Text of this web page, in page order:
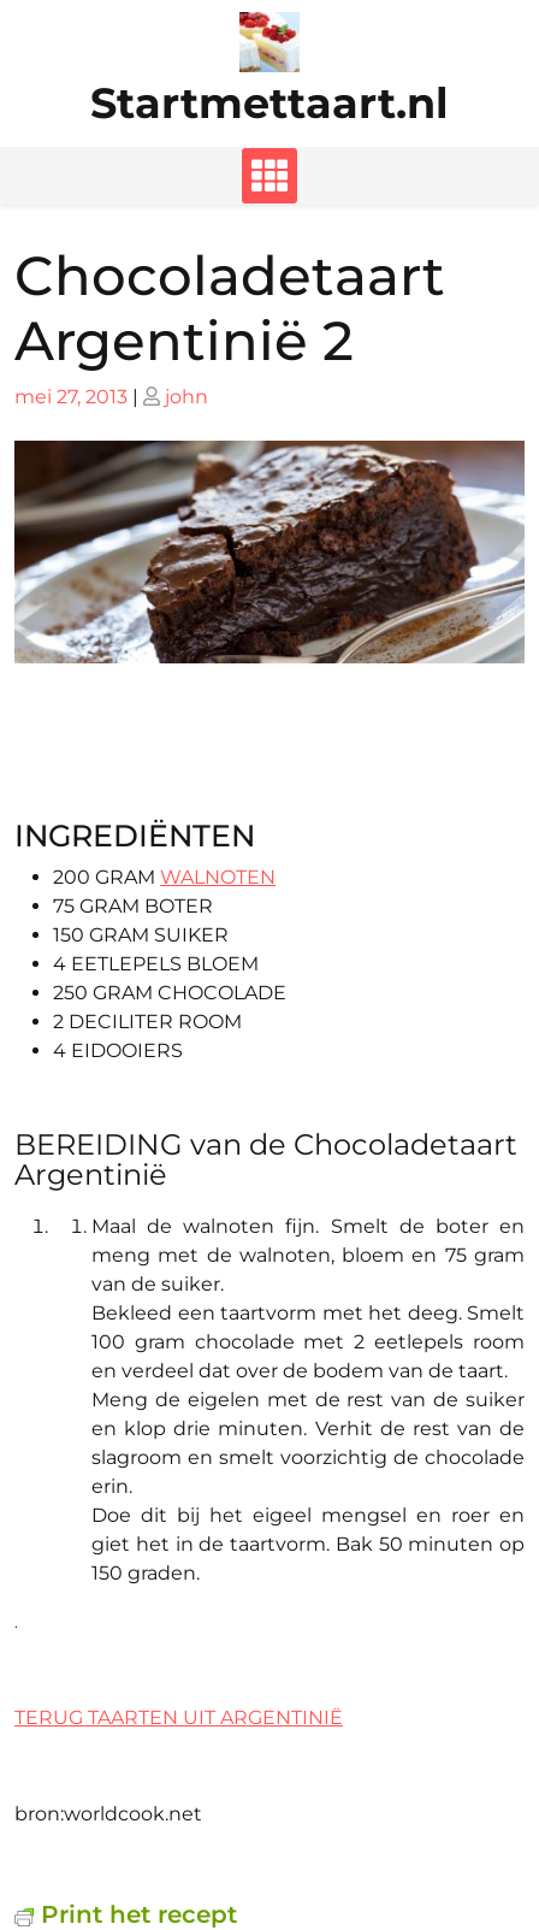
Startmettaart.nl
Chocoladetaart
Argentinië 2
Geplaatst
mei 27, 2013 | Geplaatst
john
INGREDIËNTEN
200 GRAM WALNOTEN
75 GRAM BOTER
150 GRAM SUIKER
4 EETLEPELS BLOEM
250 GRAM CHOCOLADE
2 DECILITER ROOM
4 EIDOOIERS
BEREIDING van de Chocoladetaart
Argentinië
Maal de walnoten fijn. Smelt de boter en
meng met de walnoten, bloem en 75 gram
van de suiker.
Bekleed een taartvorm met het deeg. Smelt
100 gram chocolade met 2 eetlepels room
en verdeel dat over de bodem van de taart.
Meng de eigelen met de rest van de suiker
en klop drie minuten. Verhit de rest van de
slagroom en smelt voorzichtig de chocolade
erin.
Doe dit bij het eigeel mengsel en roer en
giet het in de taartvorm. Bak 50 minuten op
150 graden.
.
TERUG TAARTEN UIT ARGENTINIË
bron:worldcook.net
Print het recept